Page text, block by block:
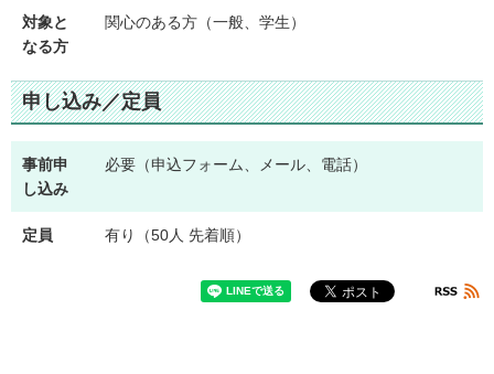
対象と
なる方
関心のある方（一般、学生）
申し込み／定員
事前申
し込み
必要（申込フォーム、メール、電話）
定員 有り（50人 先着順）